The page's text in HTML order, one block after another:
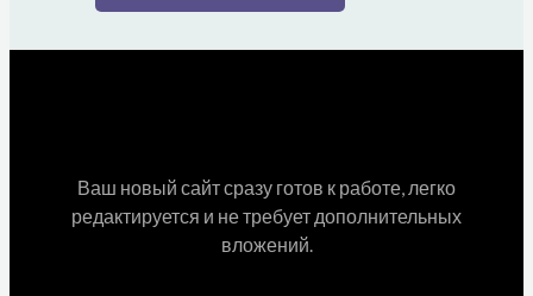
Ваш новый сайт сразу готов к работе, легко
редактируется и не требует дополнительных
вложений.